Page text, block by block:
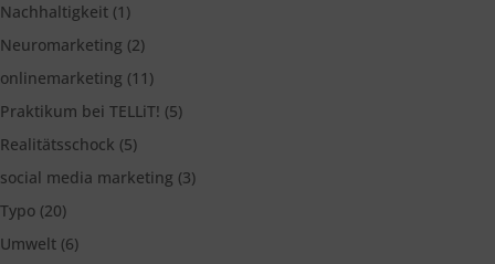
Nachhaltigkeit (1)
Neuromarketing (2)
onlinemarketing (11)
Praktikum bei TELLiT! (5)
Realitätsschock (5)
social media marketing (3)
Typo (20)
Umwelt (6)